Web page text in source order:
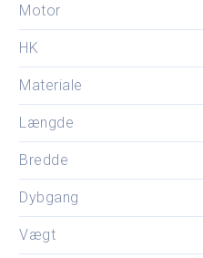
Motor
HK
Materiale
Længde
Bredde
Dybgang
Vægt